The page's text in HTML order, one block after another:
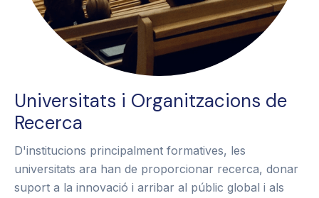
Universitats i Organitzacions de
Recerca
D'institucions principalment formatives, les
universitats ara han de proporcionar recerca, donar
suport a la innovació i arribar al públic global i als